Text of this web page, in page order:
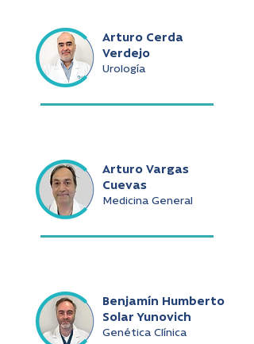
Arturo Cerda
Verdejo
Urología
Arturo Vargas
Cuevas
Medicina General
Benjamín Humberto
Solar Yunovich
Genética Clínica